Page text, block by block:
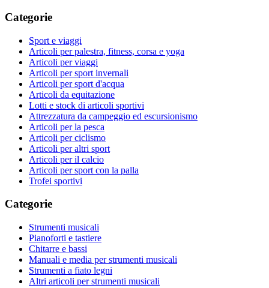
Categorie
Sport e viaggi
Articoli per palestra, fitness, corsa e yoga
Articoli per viaggi
Articoli per sport invernali
Articoli per sport d'acqua
Articoli da equitazione
Lotti e stock di articoli sportivi
Attrezzatura da campeggio ed escursionismo
Articoli per la pesca
Articoli per ciclismo
Articoli per altri sport
Articoli per il calcio
Articoli per sport con la palla
Trofei sportivi
Categorie
Strumenti musicali
Pianoforti e tastiere
Chitarre e bassi
Manuali e media per strumenti musicali
Strumenti a fiato legni
Altri articoli per strumenti musicali